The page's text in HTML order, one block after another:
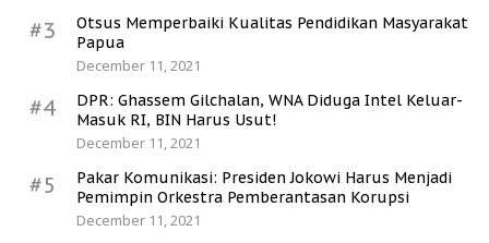
#3
Otsus Memperbaiki Kualitas Pendidikan Masyarakat
Papua
December 11, 2021
#4
DPR: Ghassem Gilchalan, WNA Diduga Intel Keluar-
Masuk RI, BIN Harus Usut!
December 11, 2021
#5
Pakar Komunikasi: Presiden Jokowi Harus Menjadi
Pemimpin Orkestra Pemberantasan Korupsi
December 11, 2021